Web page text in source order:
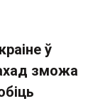
ў
зможа